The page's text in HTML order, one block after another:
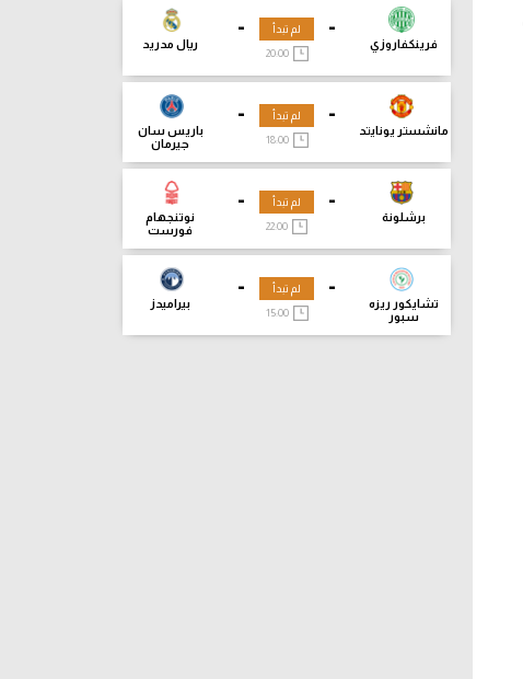
-
فرينكفاروزي
-
ريال مدريد
لم تبدأ
20:00
-
مانشستر يونايتد
-
باريس سان
جيرمان
لم تبدأ
18:00
-
برشلونة
-
نوتنجهام
فورست
لم تبدأ
-
تشايكور ريزه
سبور
-
بيراميدز
لم تبدأ
15:00